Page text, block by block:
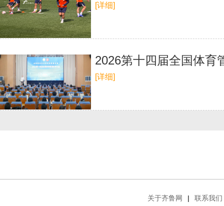
[详细]
2026第十四届全国体育
[详细]
关于齐鲁网 |
联系我们